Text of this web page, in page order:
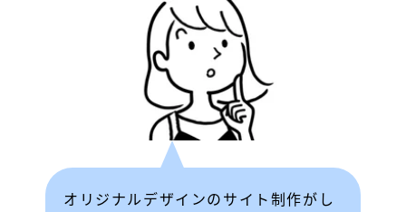
オリジナルデザインのサイト制作がし